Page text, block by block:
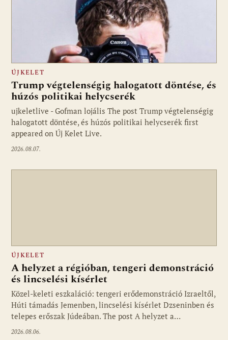
Fotó: ujkelet.live
ÚJKELET
Trump végtelenségig halogatott döntése, és
húzós politikai helycserék
ujkeletlive - Gofman lojális The post Trump végtelenségig
halogatott döntése, és húzós politikai helycserék first
appeared on Új Kelet Live.
2026.08.07.
ÚJKELET
A helyzet a régióban, tengeri demonstráció
és lincselési kísérlet
Közel-keleti eszkaláció: tengeri erődemonstráció Izraeltől,
Húti támadás Jemenben, lincselési kísérlet Dzseninben és
telepes erőszak Júdeában. The post A helyzet a…
2026.08.06.